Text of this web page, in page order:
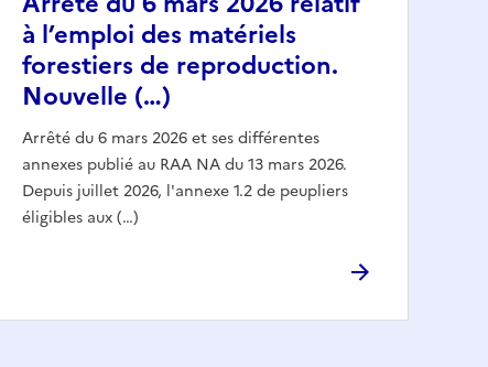
à l’emploi des matériels
forestiers de reproduction.
Nouvelle (…)
Arrêté du 6 mars 2026 et ses différentes
annexes publié au RAA NA du 13 mars 2026.
Depuis juillet 2026, l'annexe 1.2 de peupliers
éligibles aux (…)